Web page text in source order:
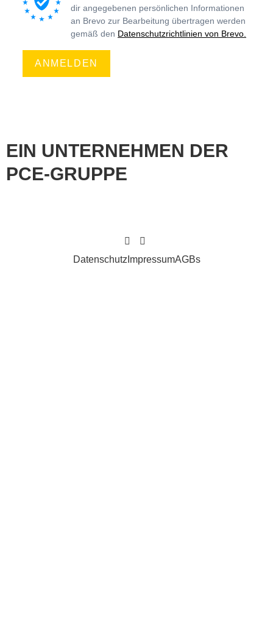
dir angegebenen persönlichen Informationen
an Brevo zur Bearbeitung übertragen werden
gemäß den Datenschutzrichtlinien von Brevo.
ANMELDEN
EIN UNTERNEHMEN DER
PCE-GRUPPE
Datenschutz ImpressumAGBs